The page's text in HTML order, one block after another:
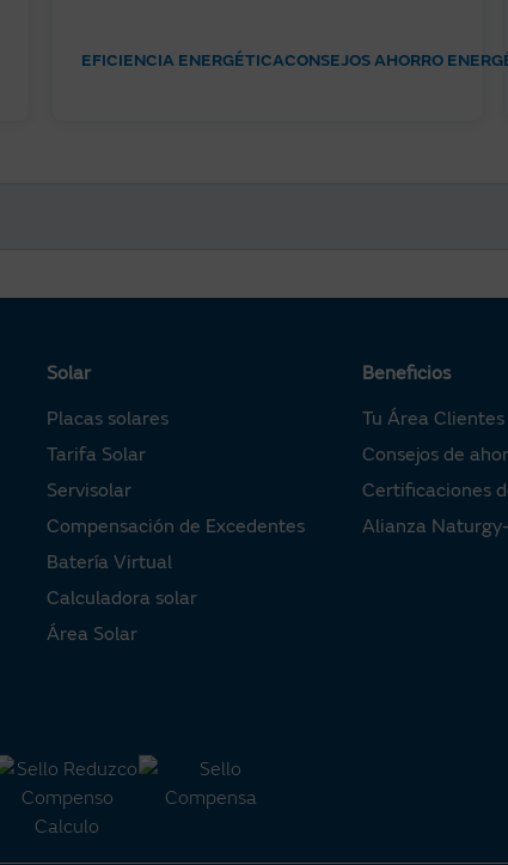
EFICIENCIA ENERGÉTICACONSEJOS AHORRO
Solar
Placas solares
Tarifa Solar
Servisolar
Compensación de Excedentes
Batería Virtual
Calculadora solar
Área Solar
Beneficios
Tu Área Clientes
Consejos de
Certificaciones
Alianza